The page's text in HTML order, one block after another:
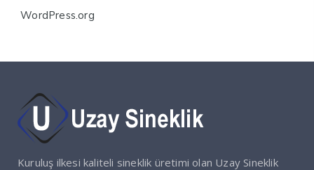
WordPress.org
Kuruluş ilkesi kaliteli sineklik üretimi olan Uzay Sineklik